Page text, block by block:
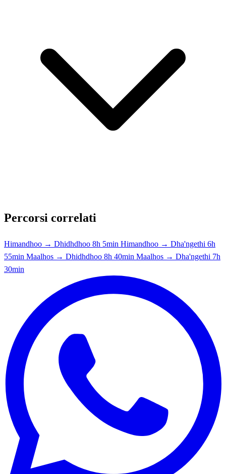
Percorsi correlati
Himandhoo → Dhidhdhoo 8h 5min Himandhoo → Dha'ngethi 6h
55min Maalhos → Dhidhdhoo 8h 40min Maalhos → Dha'ngethi 7h
30min